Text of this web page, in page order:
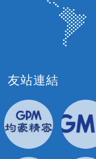
友站連結